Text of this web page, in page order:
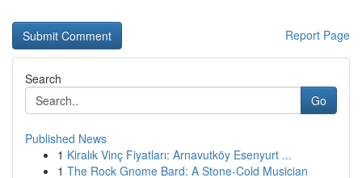
Report Page
Search
Go
Published News
1 Kiralık Vinç Fiyatları: Arnavutköy Esenyurt ...
1 The Rock Gnome Bard: A Stone-Cold Musician